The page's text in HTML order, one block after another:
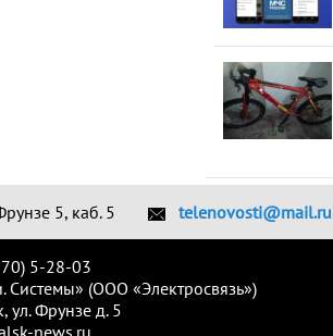
5, каб. 5 telenovosti@mail.ru
5-28-03
Системы» (ООО «Электросвязь»)
ул. Фрунзе д. 5